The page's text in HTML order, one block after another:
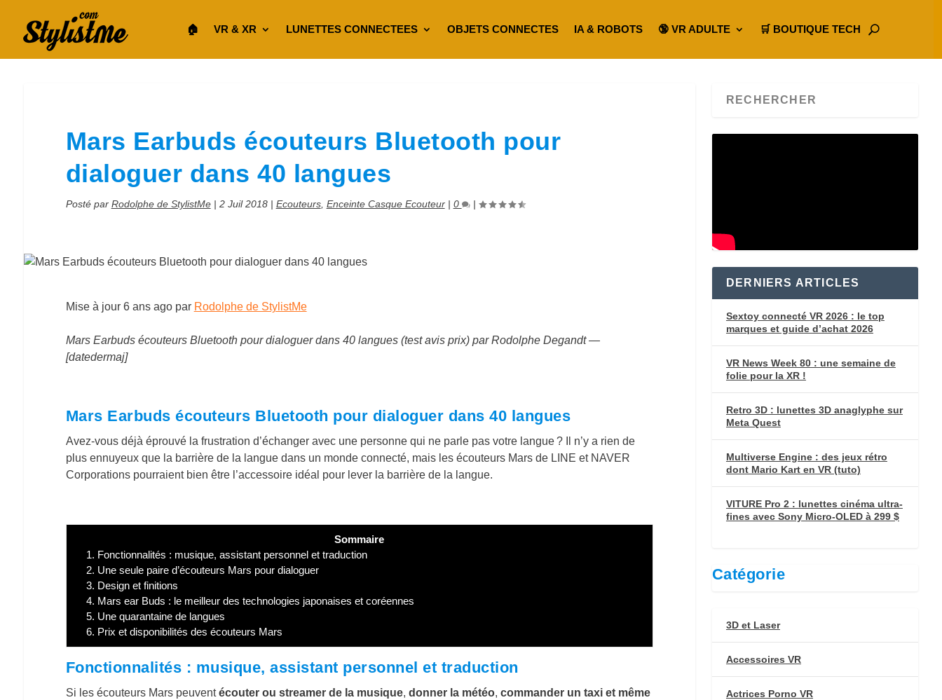
🏠︎ VR & XR LUNETTES CONNECTEES OBJETS CONNECTES IA & ROBOTS 🔞 VR ADULTE 🛒 BOUTIQUE TECH
Mars Earbuds écouteurs Bluetooth pour
dialoguer dans 40 langues
Posté par Rodolphe de StylistMe| 2 Juil 2018| Ecouteurs, Enceinte Casque Ecouteur| 0 |
Mise à jour 6 ans agopar Rodolphe de StylistMe
Mars Earbuds écouteurs Bluetooth pour dialoguer dans 40 langues (test avis prix) par Rodolphe Degandt—
[datedermaj]
Mars Earbuds écouteurs Bluetooth pour dialoguer dans 40 langues
Avez-vous déjà éprouvé la frustration d’échanger avec une personne qui ne parle pas votre langue ? Il n’y a rien de
plus ennuyeux que la barrière de la langue dans un monde connecté, mais les écouteurs Mars de LINE et NAVER
Corporations pourraient bien être l’accessoire idéal pour lever la barrière de la langue.
Sommaire
1. Fonctionnalités : musique, assistant personnel et traduction
2. Une seule paire d’écouteurs Mars pour dialoguer
3. Design et finitions
4. Mars ear Buds : le meilleur des technologies japonaises et coréennes
5. Une quarantaine de langues
6. Prix et disponibilités des écouteurs Mars
Fonctionnalités : musique, assistant personnel et traduction
Si les écouteurs Mars peuventécouter ou streamer de la musique, donner la météo, commander un taxi et même
DERNIERS ARTICLES
Sextoy connecté VR 2026 : le top
marques et guide d’achat 2026
VR News Week 80 : une semaine de
folie pour la XR !
Retro 3D : lunettes 3D anaglyphe sur
Meta Quest
Multiverse Engine : des jeux rétro
dont Mario Kart en VR (tuto)
VITURE Pro 2 : lunettes cinéma ultra-
fines avec Sony Micro-OLED à 299 $
Catégorie
3D et Laser
Accessoires VR
Actrices Porno VR